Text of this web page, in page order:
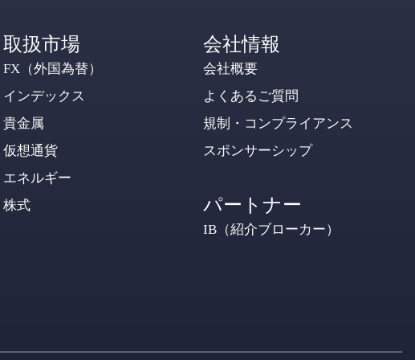
取扱市場
FX（外国為替）
インデックス
貴金属
仮想通貨
エネルギー
株式
会社情報
会社概要
よくあるご質問
規制・コンプライアンス
スポンサーシップ
パートナー
IB（紹介ブローカー）